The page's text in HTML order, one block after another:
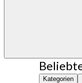
Kategorien